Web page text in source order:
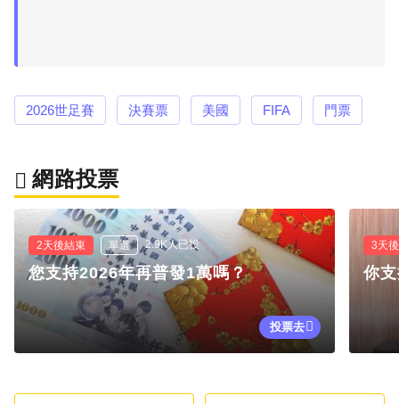
2026世足賽 決賽票 美國 FIFA 門票
網路投票
2天後結束 單選 2.9K人已投
您支持2026年再普發1萬嗎？
投票去
3天
你